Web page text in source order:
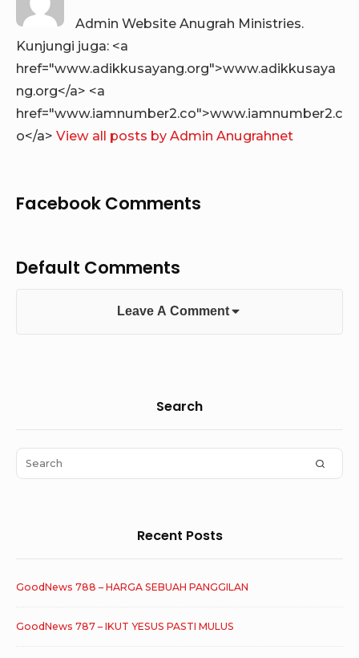
Admin Website Anugrah Ministries.
Kunjungi juga: <a
href="www.adikkusayang.org">www.adikkusaya
ng.org</a> <a
href="www.iamnumber2.co">www.iamnumber2.c
o</a> View all posts by Admin Anugrahnet
Facebook Comments
Default Comments
Leave A Comment
Area
Search
Search
for:
Recent Posts
GoodNews 788 – HARGA SEBUAH PANGGILAN
GoodNews 787 – IKUT YESUS PASTI MULUS